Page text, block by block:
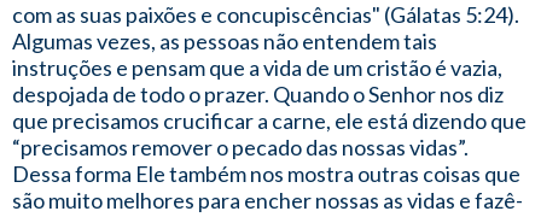
com as suas paixões e concupiscências" (Gálatas 5:24).
Algumas vezes, as pessoas não entendem tais
instruções e pensam que a vida de um cristão é vazia,
despojada de todo o prazer. Quando o Senhor nos diz
que precisamos crucificar a carne, ele está dizendo que
“precisamos remover o pecado das nossas vidas”.
Dessa forma Ele também nos mostra outras coisas que
são muito melhores para encher nossas as vidas e fazê-